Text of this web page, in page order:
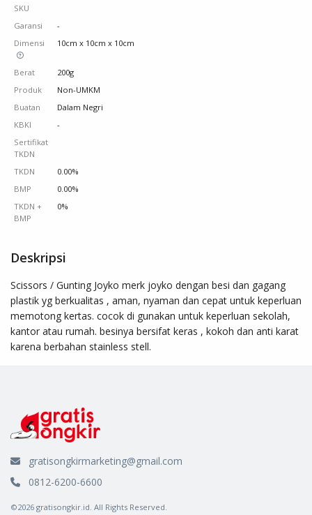
SKU
Garansi
-
Dimensi
10cm x 10cm x 10cm
Berat
200g
Produk
Non-UMKM
Buatan
Dalam Negri
KBKI
-
Sertifikat
TKDN
TKDN
0.00%
BMP
0.00%
TKDN +
BMP
0%
Deskripsi
Scissors / Gunting Joyko merk joyko dengan besi dan gagang
plastik yg berkualitas , aman, nyaman dan cepat untuk keperluan
memotong kertas. cocok di gunakan untuk keperluan sekolah,
kantor atau rumah. besinya bersifat keras , kokoh dan anti karat
karena berbahan stainless stell.
gratisongkirmarketing@gmail.com
0812-6200-6600
©2026 gratisongkir.id. All Rights Reserved.